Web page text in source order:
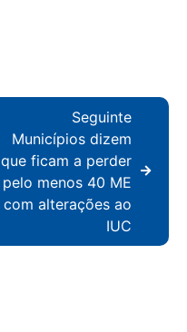
Seguinte
Municípios dizem
que ficam a perder
pelo menos 40 ME
com alterações ao
IUC